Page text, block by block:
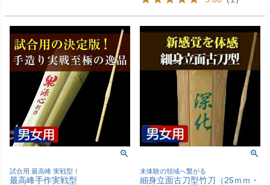
試合用 最高峰 実戦型！
最高峰手作実戦型
未体験の領域へ繋がる
細身立面古刀型竹刀（25ｍｍ・